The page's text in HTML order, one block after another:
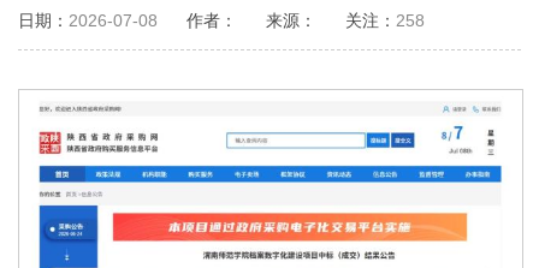
日期： 2026-07-08 作者： 来源： 关注： 258